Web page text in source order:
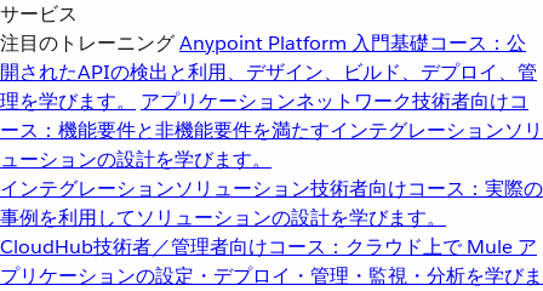
サービス
注目のトレーニングAnypoint Platform 入門基礎コース：公
開されたAPIの検出と利用、デザイン、ビルド、デプロイ、管
理を学びます。
アプリケーションネットワーク技術者向けコ
ース：機能要件と非機能要件を満たすインテグレーションソリ
ューションの設計を学びます。
インテグレーションソリューション技術者向けコース：実際の
事例を利用してソリューションの設計を学びます。
CloudHub技術者／管理者向けコース：クラウド上で Mule ア
プリケーションの設定・デプロイ・管理・監視・分析を学びま